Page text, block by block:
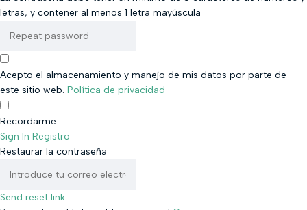
letras, y contener al menos 1 letra mayúscula
Acepto el almacenamiento y manejo de mis datos por parte de
este sitio web. Política de privacidad
Recordarme
Sign In Registro
Restaurar la contraseña
Send reset link